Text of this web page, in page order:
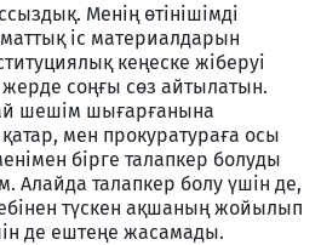
Менің өтінішімді
іс материалдарын
кеңеске жіберуі
жерде соңғы сөз айтылатын.
шешім шығарғанына
мен прокуратураға осы
бірге талапкер болуды
Алайда талапкер болу үшін де,
түскен ақшаның жойылып
де ештеңе жасамады.